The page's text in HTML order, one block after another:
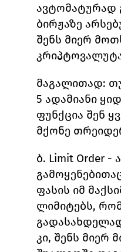
ავტომატურად
ბირჟაზე
შენს მიერ
მაგალითად:
5 ადამიანი
ფუნქცია შენ
მქონე
ბ. Limit Order -
ფასის იმ
ლიმიტებს,
კი, შენს მიერ